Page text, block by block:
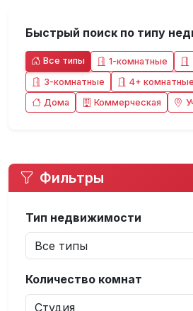
Быстрый поиск по типу
Все типы 1-комнатные
3-комнатные
4+ комнатные
Дома
Коммерческая
Фильтры
Тип недвижимости
Количество комнат